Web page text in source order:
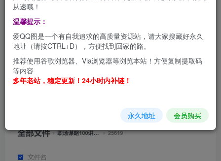
职场视频课程
职场谋略100讲多长心眼少走弯路
下载地址
https://pan.quark.cn/s/40c9d9130e3a
从速哦！
温馨提示：
爱QQ图是一个有自我追求的高质量资源站，请大家搜藏好永久
地址（请按CTRL+D），方便找到回家的路。
推荐使用谷歌浏览器、Via浏览器等浏览本站！方便复制提取码
等内容
多年老站，稳定更新！24小时内补链！
永久地址 会员购买